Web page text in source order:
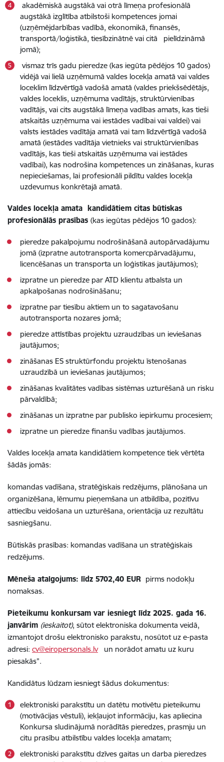
akadēmiskā augstākā vai otrā līmeņa profesionālā
augstākā izglītība atbilstoši kompetences jomai
(uzņēmējdarbības vadībā, ekonomikā, finansēs,
transportā/loģistikā, tiesībzinātnē vai citā pielīdzināmā
jomā);
vismaz trīs gadu pieredze (kas iegūta pēdējos 10 gados)
vidējā vai lielā uzņēmumā valdes locekļa amatā vai valdes
loceklim līdzvērtīgā vadošā amatā (valdes priekšsēdētājs,
valdes loceklis, uzņēmuma vadītājs, struktūrvienības
vadītājs, vai cits augstākā līmeņa vadības amats, kas tieši
atskaitās uzņēmuma vai iestādes vadībai vai valdei) vai
valsts iestādes vadītāja amatā vai tam līdzvērtīgā vadošā
amatā (iestādes vadītāja vietnieks vai struktūrvienības
vadītājs, kas tieši atskaitās uzņēmuma vai iestādes
vadībai), kas nodrošina kompetences un zināšanas, kuras
nepieciešamas, lai profesionāli pildītu valdes locekļa
uzdevumus konkrētajā amatā.
Valdes locekļa amata kandidātiem citas būtiskas
profesionālās prasības (kas iegūtas pēdējos 10 gados):
pieredze pakalpojumu nodrošināšanā autopārvadājumu
jomā (izpratne autotransporta komercpārvadājumu,
licencēšanas un transporta un loģistikas jautājumos);
izpratne un pieredze par ATD klientu atbalsta un
apkalpošanas nodrošināšanu;
izpratne par tiesību aktiem un to sagatavošanu
autotransporta nozares jomā;
pieredze attīstības projektu uzraudzības un ieviešanas
jautājumos;
zināšanas ES struktūrfondu projektu īstenošanas
uzraudzībā un ieviešanas jautājumos;
zināšanas kvalitātes vadības sistēmas uzturēšanā un risku
pārvaldībā;
zināšanas un izpratne par publisko iepirkumu procesiem;
izpratne un pieredze finanšu vadības jautājumos.
Valdes locekļa amata kandidātiem kompetence tiek vērtēta
šādās jomās:
komandas vadīšana, stratēģiskais redzējums, plānošana un
organizēšana, lēmumu pieņemšana un atbildība, pozitīvu
attiecību veidošana un uzturēšana, orientācija uz rezultātu
sasniegšanu.
Būtiskās prasības: komandas vadīšana un stratēģiskais
redzējums.
Mēneša atalgojums: līdz 5702,40 EUR pirms nodokļu
nomaksas.
Pieteikumu konkursam var iesniegt līdz 2025. gada 16.
janvārim (ieskaitot), sūtot elektroniska dokumenta veidā,
izmantojot drošu elektronisko parakstu, nosūtot uz e-pasta
adresi: cv@eiropersonals.lvun norādot amatu uz kuru
piesakās”.
Kandidātus lūdzam iesniegt šādus dokumentus:
elektroniski parakstītu un datētu motivētu pieteikumu
(motivācijas vēstuli), iekļaujot informāciju, kas apliecina
Konkursa sludinājumā norādītās pieredzes, prasmju un
citu prasību atbilstību valdes locekļa amatam;
elektroniski parakstītu dzīves gaitas un darba pieredzes